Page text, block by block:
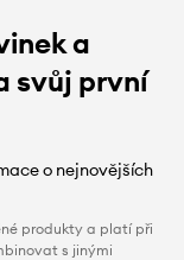
a
svůj první
o nejnovějších
produkty a platí při
s jinými